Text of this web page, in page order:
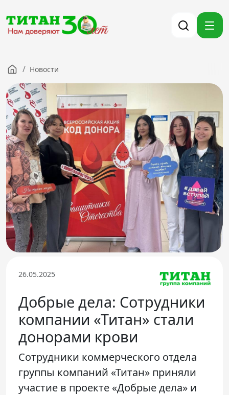
Компания
Партнерам
Тендеры
Вакансии
Новости
Контакты
Версия для слабовидящих
8 (3012) 411-099
Телефон доверия
/ Новости
26.05.2025
Добрые дела: Сотрудники
компании «Титан» стали
донорами крови
Сотрудники коммерческого отдела
группы компаний «Титан» приняли
участие в проекте «Добрые дела» и